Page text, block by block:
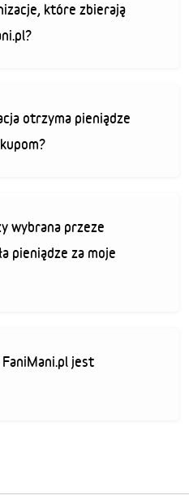
które zbierają
otrzyma pieniądze
wybrana przeze
pieniądze za moje
jest